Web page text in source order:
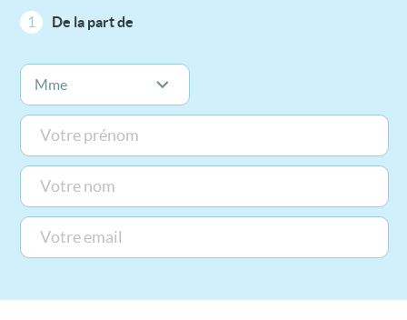
1 De la part de